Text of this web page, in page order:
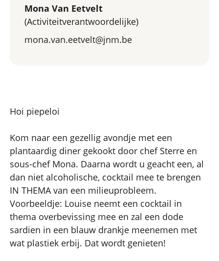
Mona Van Eetvelt
(Activiteitverantwoordelijke)
mona.van.eetvelt@jnm.be
Hoi piepeloi
Kom naar een gezellig avondje met een
plantaardig diner gekookt door chef Sterre en
sous-chef Mona. Daarna wordt u geacht een, al
dan niet alcoholische, cocktail mee te brengen
IN THEMA van een milieuprobleem.
Voorbeeldje: Louise neemt een cocktail in
thema overbevissing mee en zal een dode
sardien in een blauw drankje meenemen met
wat plastiek erbij. Dat wordt genieten!